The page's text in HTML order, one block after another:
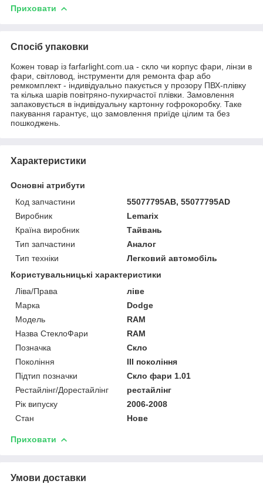
Приховати
Спосіб упаковки
Кожен товар із farfarlight.com.ua - скло чи корпус фари, лінзи в
фари, світловод, інструменти для ремонта фар або
ремкомплект - індивідуально пакується у прозору ПВХ-плівку
та кілька шарів повітряно-пухирчастої плівки. Замовлення
запаковується в індивідуальну картонну гофрокоробку. Таке
пакування гарантує, що замовлення приїде цілим та без
пошкоджень.
Характеристики
Основні атрибути
Код запчастини
55077795AB, 55077795AD
Виробник
Lemarix
Країна виробник
Тайвань
Тип запчастини
Аналог
Тип техніки
Легковий автомобіль
Користувальницькі характеристики
Ліва/Права
ліве
Марка
Dodge
Мoдель
RAM
Назва СтеклоФари
RAM
Позначка
Скло
Покоління
III покоління
Підтип позначки
Скло фари 1.01
Рестайлінг/Дорестайлінг
рестайлінг
Рік випуску
2006-2008
Стан
Нове
Приховати
Умови доставки